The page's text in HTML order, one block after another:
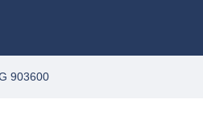
903600